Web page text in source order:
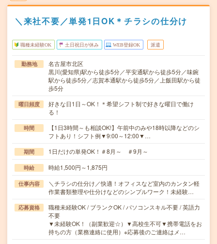
＼来社不要／単発1日OK＊チラシの仕分け
職種未経験OK 土日祝日が休み WEB登録OK 派遣
勤務地
名古屋市北区
黒川(愛知県)駅から徒歩5分／平安通駅から徒歩5分／味鋺
駅から徒歩5分／志賀本通駅から徒歩5分／上飯田駅から徒
歩5分
曜日頻度
好きな日1日～OK！＊希望シフト制で好きな曜日で働け
る！
時間
【1日3時間～も相談OK!】午前中のみや18時以降などのシ
フトあり！シフト例▼9:00～12:00▼…
期間 1日だけの単発OK！＃8月～ ＃9月～
時給 時給1,500円～1,875円
仕事内容
＼チラシの仕分け／快適！オフィスなど室内のカンタン軽
作業書類整理や仕分けなどのシンプルワーク！未経験…
応募資格
職種未経験OK / ブランクOK / パソコンスキル不要 / 英語力
不要
▼未経験OK！（副業歓迎☆）▼高校生不可▼携帯電話をお
持ちの方（業務連絡に使用）※応募後のご連絡はメ…